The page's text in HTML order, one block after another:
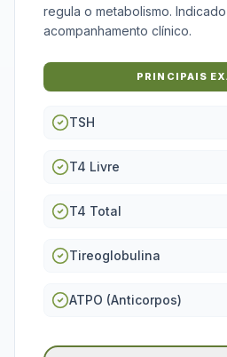
regula o metabolismo.
acompanhamento clínico.
PRINCIPAIS
TSH
T4 Livre
T4 Total
Tireoglobulina
ATPO (Anticorpos)